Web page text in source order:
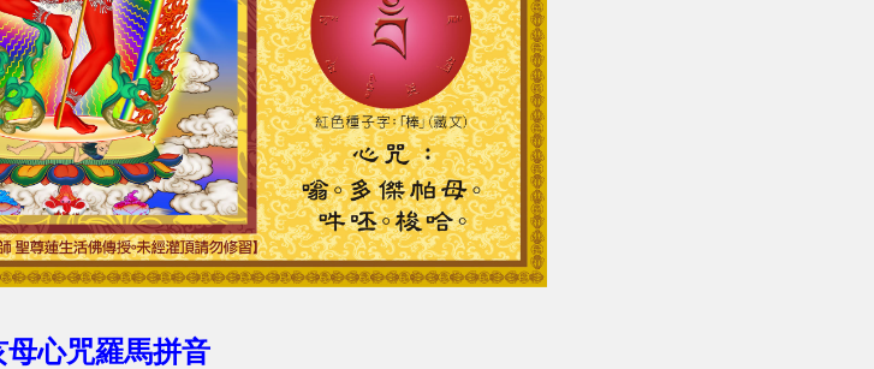
母心咒羅馬拼音